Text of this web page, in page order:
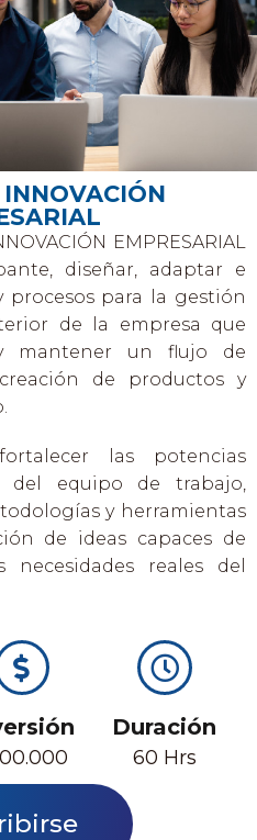
EMPRESARIAL
diseñar, adaptar e
para la gestión
de la empresa que
mantener un flujo de
de productos y
las potencias
del equipo de trabajo,
y herramientas
de ideas capaces de
reales del
Duración
60 Hrs